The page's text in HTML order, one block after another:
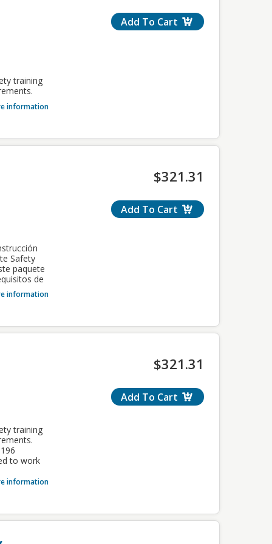
para
training
196
to
to
with
tracked.
information
Add To Cart
Safety
paquete
de
enviadas
al
information
$321.31
Add To Cart
training
to work
information
$321.31
Add To Cart